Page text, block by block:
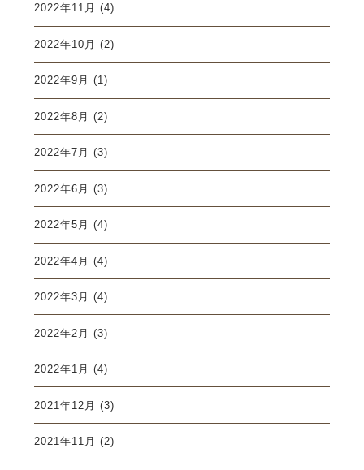
2022年11月 (4)
2022年10月 (2)
2022年9月 (1)
2022年8月 (2)
2022年7月 (3)
2022年6月 (3)
2022年5月 (4)
2022年4月 (4)
2022年3月 (4)
2022年2月 (3)
2022年1月 (4)
2021年12月 (3)
2021年11月 (2)